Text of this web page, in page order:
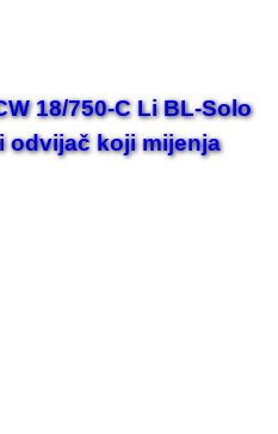
18/750-C Li BL-Solo
odvijač koji mijenja